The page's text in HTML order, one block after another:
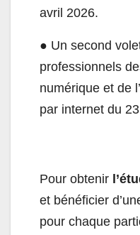
avril 2026.
● Un second
professionnels
numérique et de
par internet du
Pour obtenir
et bénéficier
pour chaque